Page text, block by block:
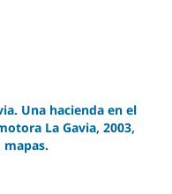
Una hacienda en el
La Gavia, 2003,